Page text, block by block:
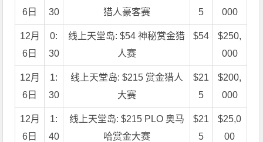
6日
30
猎人豪客赛
5
000
12月
6日
0:
30
线上天堂岛: $54 神秘赏金猎
人赛
$54
$250,
000
12月
6日
1:
30
线上天堂岛: $215 赏金猎人
大赛
$21
5
$200,
000
12月
6日
1:
40
线上天堂岛: $215 PLO 奥马
哈赏金大赛
$21
5
$25,0
00